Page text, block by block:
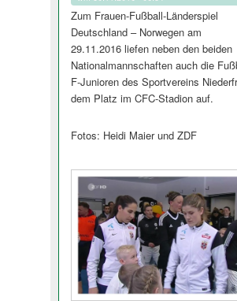
Zum Frauen-Fußball-Länderspiel
Deutschland – Norwegen am
29.11.2016 liefen neben den beiden
Nationalmanns­chaften auch die
F-Junioren des Sportvereins
dem Platz im CFC-Stadion auf.
Fotos: Heidi Maier und ZDF